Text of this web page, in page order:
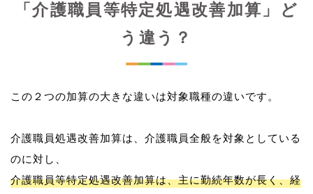
「介護職員等特定処遇改善加算」ど
う違う？
この２つの加算の大きな違いは対象職種の違いです。
介護職員処遇改善加算は、介護職員全般を対象としている
介護職員等特定処遇改善加算は、主に勤続年数が長く、経